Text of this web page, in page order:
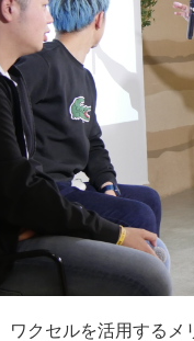
ワクセルを活用する